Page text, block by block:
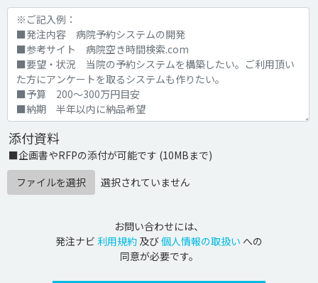
添付資料
■企画書やRFPの添付が可能です (10MBまで)
ファイルを選択
選択されていません
お問い合わせには、
発注ナビ 利用規約 及び個人情報の取扱い への
同意が必要です。